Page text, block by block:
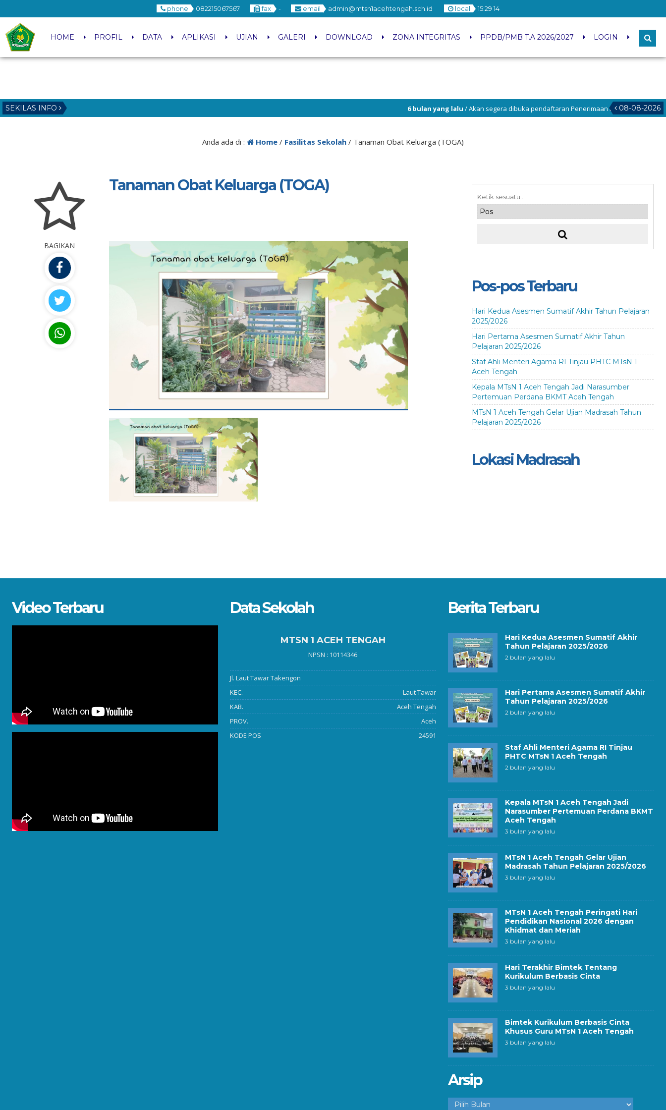
phone 082215067567 fax - email admin@mtsn1acehtengah.sch.id local 15:29 14
HOME PROFIL DATA APLIKASI UJIAN GALERI DOWNLOAD ZONA INTEGRITAS PPDB/PMB T.A 2026/2027 LOGIN
SEKILAS INFO 08-08-2026
6 bulan yang lalu/ Akan segera dibuka pendaftaran Penerimaan Murid Baru Tahun
Anda ada di : Home / Fasilitas Sekolah / Tanaman Obat Keluarga (TOGA)
Tanaman Obat Keluarga (TOGA)
BAGIKAN
Pos-pos Terbaru
Hari Kedua Asesmen Sumatif Akhir Tahun Pelajaran
2025/2026
Hari Pertama Asesmen Sumatif Akhir Tahun
Pelajaran 2025/2026
Staf Ahli Menteri Agama RI Tinjau PHTC MTsN 1
Aceh Tengah
Kepala MTsN 1 Aceh Tengah Jadi Narasumber
Pertemuan Perdana BKMT Aceh Tengah
MTsN 1 Aceh Tengah Gelar Ujian Madrasah Tahun
Pelajaran 2025/2026
Lokasi Madrasah
Video Terbaru Data Sekolah
MTSN 1 ACEH TENGAH
NPSN : 10114346
Jl. Laut Tawar Takengon
KEC.
Laut Tawar
KAB.
Aceh Tengah
PROV.
Aceh
KODE POS
24591
Berita Terbaru
Hari Kedua Asesmen Sumatif Akhir
Tahun Pelajaran 2025/2026
2 bulan yang lalu
Hari Pertama Asesmen Sumatif Akhir
Tahun Pelajaran 2025/2026
2 bulan yang lalu
Staf Ahli Menteri Agama RI Tinjau
PHTC MTsN 1 Aceh Tengah
2 bulan yang lalu
Kepala MTsN 1 Aceh Tengah Jadi
Narasumber Pertemuan Perdana BKMT
Aceh Tengah
3 bulan yang lalu
MTsN 1 Aceh Tengah Gelar Ujian
Madrasah Tahun Pelajaran 2025/2026
3 bulan yang lalu
MTsN 1 Aceh Tengah Peringati Hari
Pendidikan Nasional 2026 dengan
Khidmat dan Meriah
3 bulan yang lalu
Hari Terakhir Bimtek Tentang
Kurikulum Berbasis Cinta
3 bulan yang lalu
Bimtek Kurikulum Berbasis Cinta
Khusus Guru MTsN 1 Aceh Tengah
3 bulan yang lalu
Arsip
Arsip